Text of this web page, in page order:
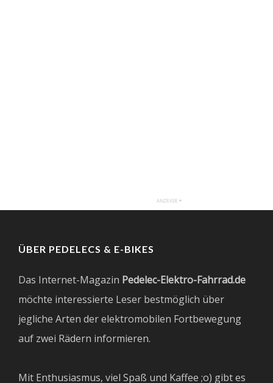
ÜBER PEDELECS & E-BIKES
Das Internet-Magazin Pedelec-Elektro-Fahrrad.de
möchte interessierte Leser bestmöglich über
jegliche Arten der elektromobilen Fortbewegung
auf zwei Rädern informieren.
Mit Enthusiasmus, viel Spaß und Kaffee ;o) gibt es